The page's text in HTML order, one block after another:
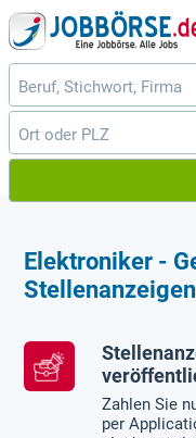
Elektroniker -
Zahlen Sie
per